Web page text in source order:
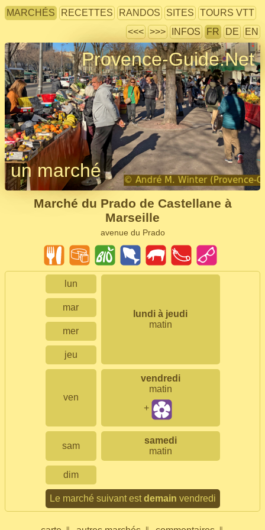
MARCHÉS RECETTES RANDOS SITES
TOURS VTT
<<< >>> INFOS FR DE EN
Provence-Guide.Net
un marché
Marché du Prado de Castellane à
Marseille
avenue du Prado
lun
lundi à jeudi
matin
mar
mer
jeu
ven
vendredi
matin
+
sam
samedi
matin
dim
Le marché suivant estdemain vendredi